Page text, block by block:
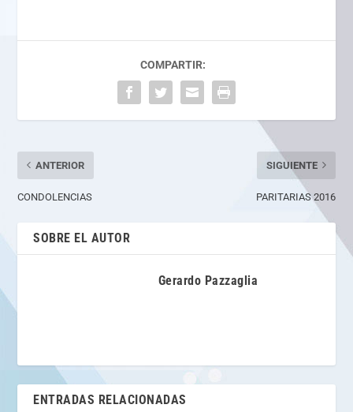
COMPARTIR:
ANTERIOR
CONDOLENCIAS
SIGUIENTE
PARITARIAS 2016
SOBRE EL AUTOR
Gerardo Pazzaglia
ENTRADAS RELACIONADAS